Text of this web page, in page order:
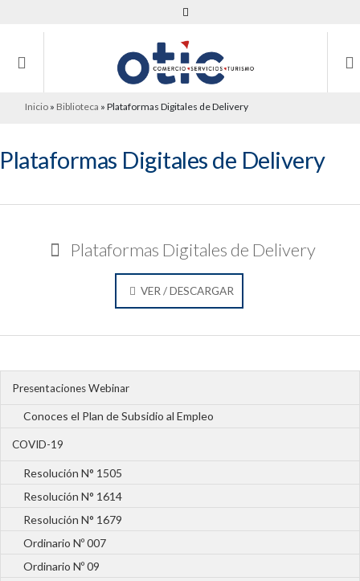
Inicio » Biblioteca » Plataformas Digitales de Delivery
Presentaciones Webinar
Conoces el Plan de Subsidio al Empleo
COVID-19
Resolución N° 1505
Resolución N° 1614
Resolución N° 1679
Ordinario Nº 007
Ordinario Nº 09
Plataformas Digitales de Delivery
Plataformas Digitales de Delivery
VER / DESCARGAR